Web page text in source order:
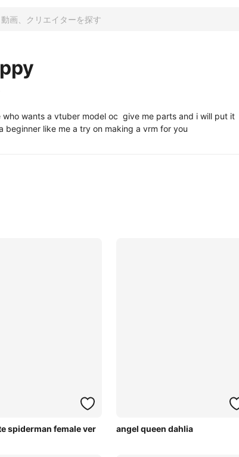
who wants a vtuber model oc  give me parts and i will put it
beginner like me a try on making a vrm for you
spiderman female ver angel queen dahlia